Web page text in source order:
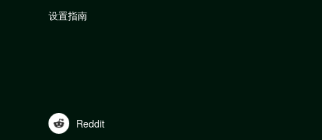
设置指南
Reddit